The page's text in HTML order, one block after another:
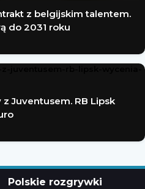
z belgijskim talentem.
do 2031 roku
z Juventusem. RB Lipsk
Polskie rozgrywki